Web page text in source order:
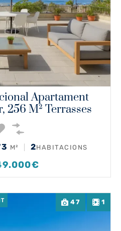
Apartament
256 M² Terrasses
M² 2HABITACIONS
47 1